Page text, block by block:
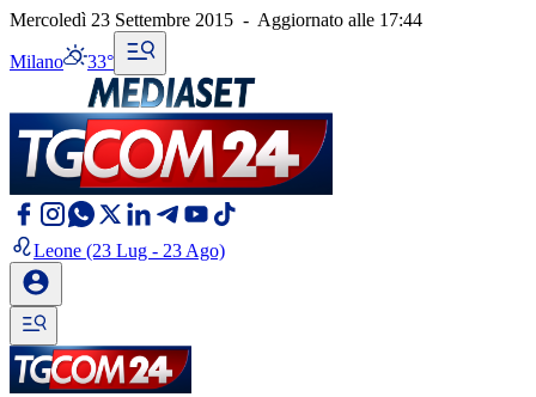
Mercoledì 23 Settembre 2015 - Aggiornato alle 17:44
Milano 33°
Leone (23 Lug - 23 Ago)